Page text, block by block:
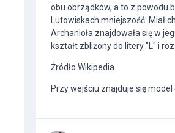
obu obrządków, a to z powodu
Lutowiskach mniejszość. Miał
Archanioła znajdowała się w
kształt zbliżony do litery "L" i
Źródło Wikipedia
Przy wejściu znajduje się